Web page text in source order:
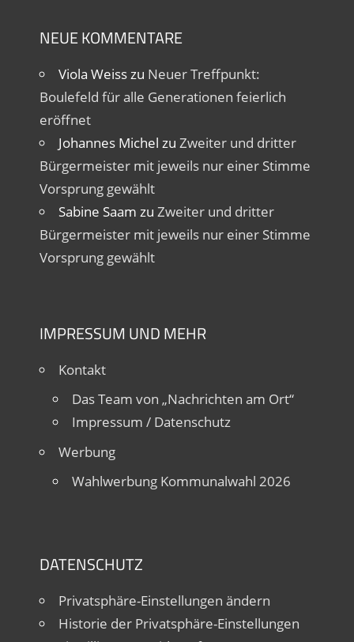
NEUE KOMMENTARE
Viola Weisszu Neuer Treffpunkt:
Boulefeld für alle Generationen feierlich
eröffnet
Johannes Michel zu Zweiter und dritter
Bürgermeister mit jeweils nur einer Stimme
Vorsprung gewählt
Sabine Saam zu Zweiter und dritter
Bürgermeister mit jeweils nur einer Stimme
Vorsprung gewählt
IMPRESSUM UND MEHR
Kontakt
Das Team von „Nachrichten am Ort“
Impressum / Datenschutz
Werbung
Wahlwerbung Kommunalwahl 2026
DATENSCHUTZ
Privatsphäre-Einstellungen ändern
Historie der Privatsphäre-Einstellungen